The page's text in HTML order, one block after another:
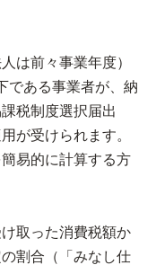
は前々事業年度）
である事業者が、納
税制度選択届出
が受けられます。
易的に計算する方
取った消費税額か
割合（「みなし仕